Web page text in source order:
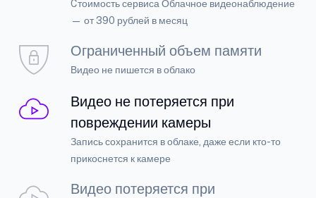
Cтоимость сервиса Облачное видеонаблюдение
— от 390 рублей в месяц
Ограниченный объем памяти
Видео не пишется в облако
Видео не потеряется при
повреждении камеры
Запись сохранится в облаке, даже если кто-то
прикоснется к камере
Видео потеряется при